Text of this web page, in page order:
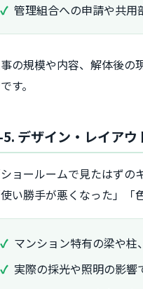
管理組合への申請や共用
の規模や内容、解体後の
す。
5. デザイン・レイア
ショールームで見たはず
使い勝手が悪くなった」
マンション特有の梁や柱
実際の採光や照明の影響